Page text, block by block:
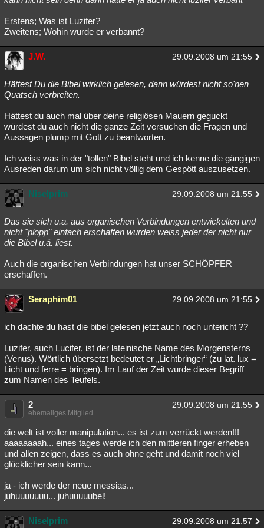
Erstens; Was ist Luzifer?
Zweitens; Wohin wurde er verbannt?
J.W. 29.09.2008 um 21:55
Hättest Du die Bibel wirklich gelesen, dann würdest nicht so'nen
Quatsch verbreiten.
Hättest du auch mal über deine religiösen Mauern geguckt
würdest du auch nicht die ganze Zeit versuchen die Fragen und
Aussagen plump mit Gott zu beantworten.
Ich weiss was in der "tollen" Bibel steht und ich kenne die gängigen
Ausreden darum um sich nicht völlig dem Gespött auszusetzen.
Niselprim 29.09.2008 um 21:55
Das sie sich u.a. aus organischen Verbindungen entwickelten und
nicht "plopp" einfach erschaffen wurden weiss jeder der nicht nur
die Bibel u.ä. liest.
Auch die organischen Verbindungen hat unser SCHÖPFER
erschaffen.
Seraphim01 29.09.2008 um 21:55
ich dachte du hast die bibel gelesen jetzt auch noch untericht ??
Luzifer, auch Lucifer, ist der lateinische Name des Morgensterns
(Venus). Wörtlich übersetzt bedeutet er „Lichtbringer“ (zu lat. lux =
Licht und ferre = bringen). Im Lauf der Zeit wurde dieser Begriff
zum Namen des Teufels.
2 29.09.2008 um 21:55
ehemaliges Mitglied
die welt ist voller manipulation... es ist zum verrückt werden!!!
aaaaaaaah... eines tages werde ich den mittleren finger erheben
und allen zeigen, dass es auch ohne geht und damit noch viel
glücklicher sein kann...
ja - ich werde der neue messias...
juhuuuuuuu... juhuuuuubel!
Niselprim 29.09.2008 um 21:57